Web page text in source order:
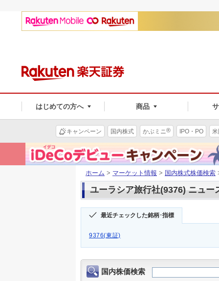
はじめての方へ 商品
キャンペーン 国内株式 かぶミニ® IPO・PO
ホーム > マーケット情報 > 国内株式株価検索
ユーラシア旅行社(9376) ニュー
最近チェックした銘柄･指標
9376(東証)